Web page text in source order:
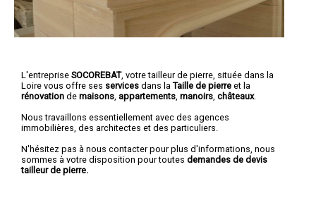
L'entreprise SOCOREBAT, votre tailleur de pierre , située dans la
Loire vous offre ses services dans la Taille de pierre et la
rénovation de maisons appartements manoirs châteaux.
Nous travaillons essentiellement avec des agences
immobilières, des architectes et des particuliers.
N'hésitez pas à nous contacter pour plus d'informations, nous
sommes à votre disposition pour toutes demandes de devis
tailleur de pierre.